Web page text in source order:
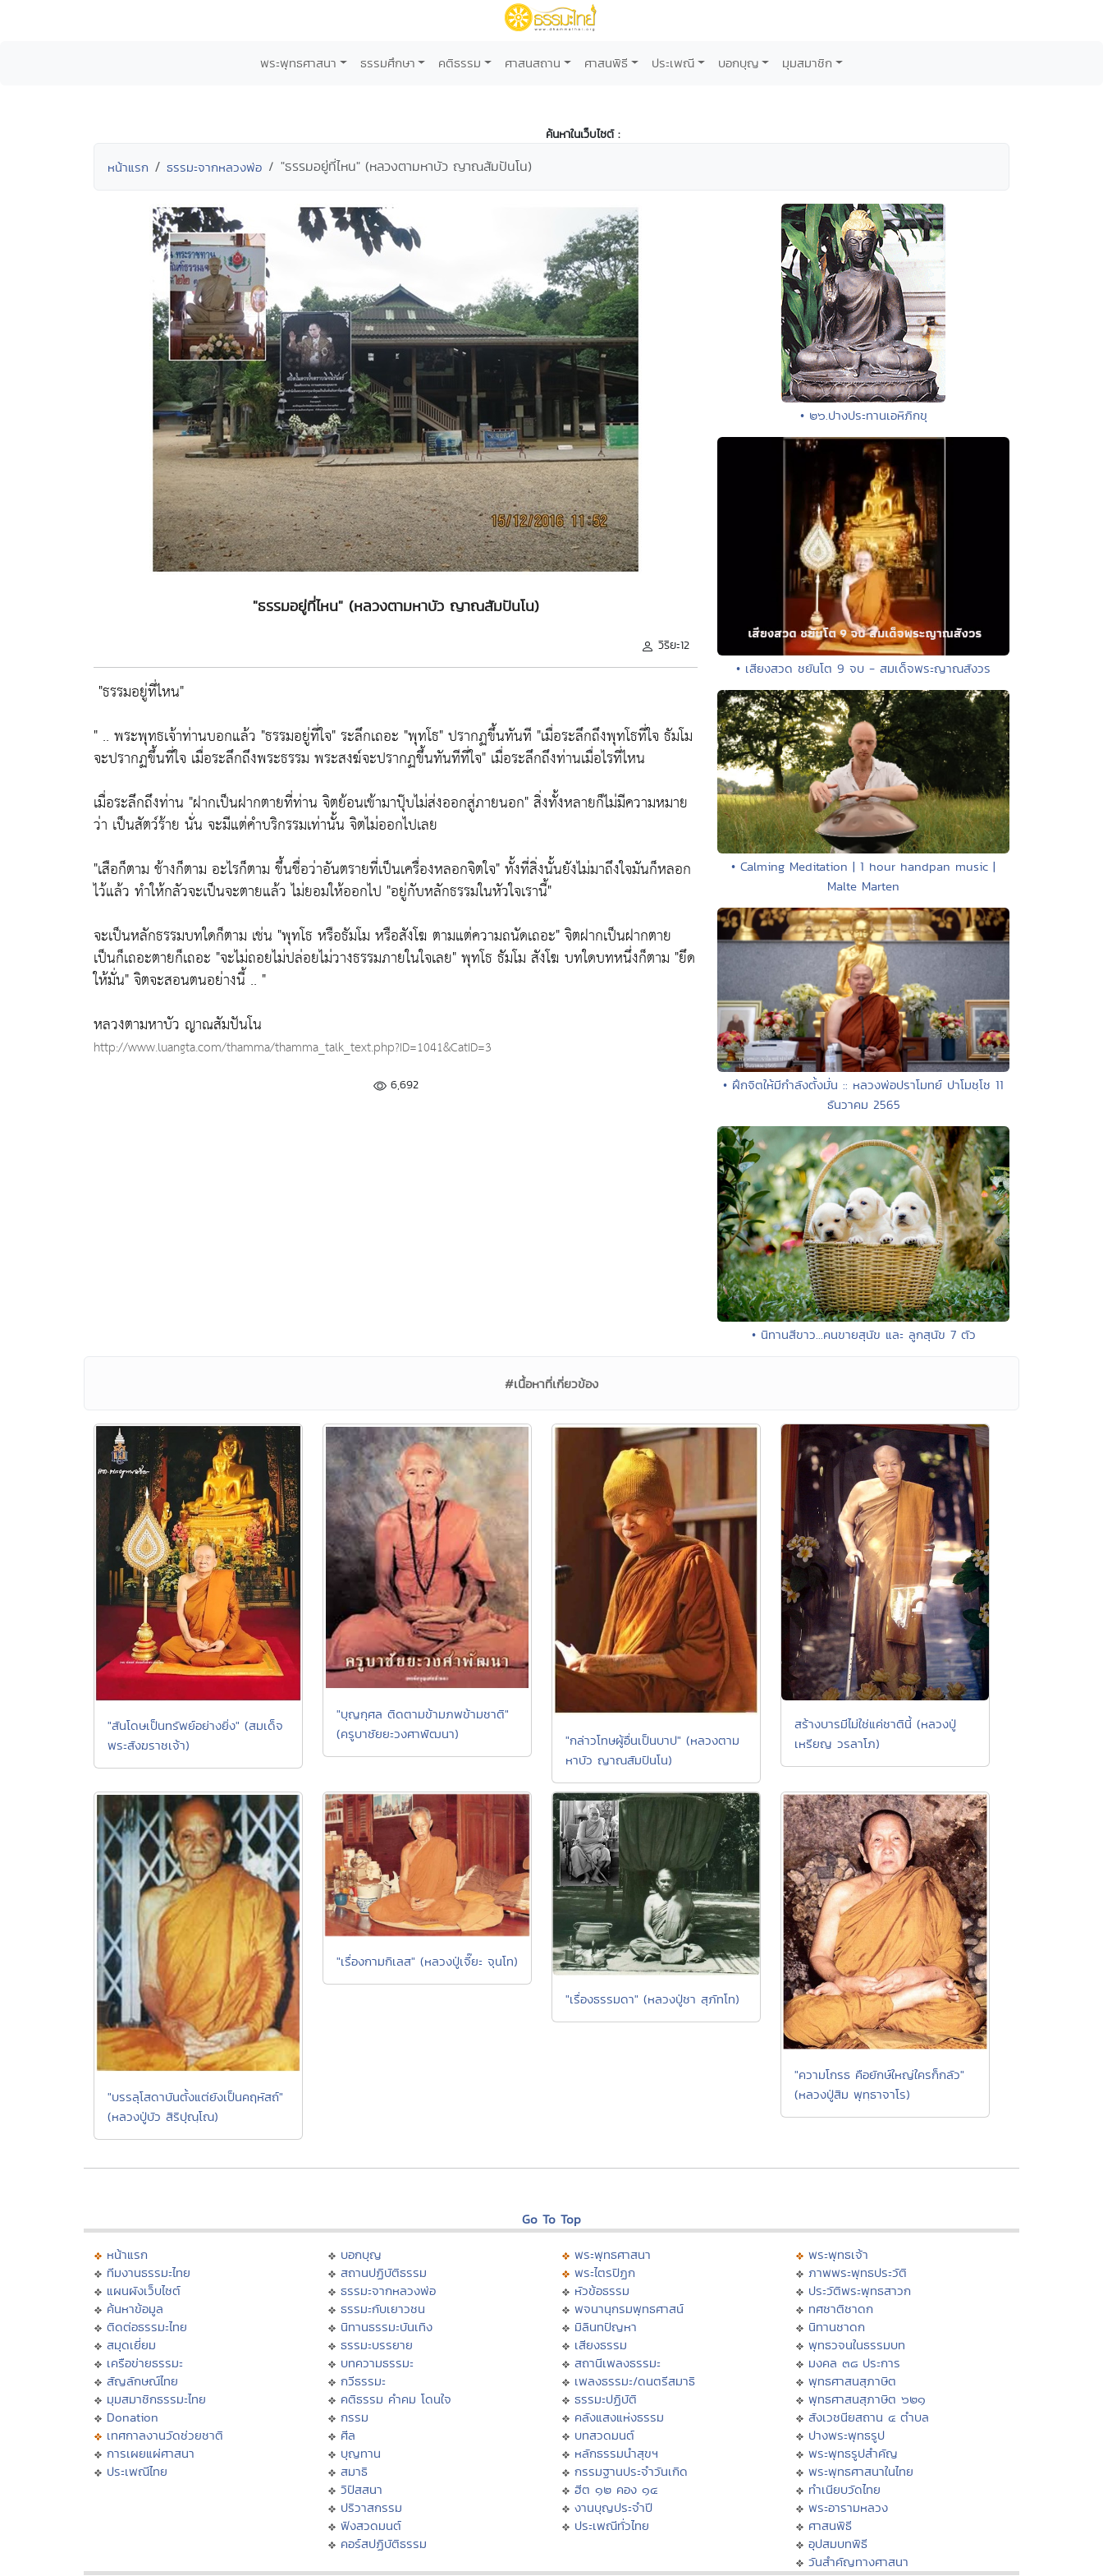
พระพุทธศาสนา ธรรมศึกษา คติธรรม ศาสนสถาน ศาสนพิธี ประเพณี บอกบุญ มุมสมาชิก
ค้นหาในเว็บไซต์ :
หน้าแรก ธรรมะจากหลวงพ่อ "ธรรมอยู่ที่ไหน" (หลวงตามหาบัว ญาณสัมปันโน)
"ธรรมอยู่ที่ไหน" (หลวงตามหาบัว ญาณสัมปันโน)
วิริยะ12
"ธรรมอยู่ที่ไหน"
" .. พระพุทธเจ้าท่านบอกแล้ว "ธรรมอยู่ที่ใจ"ระลึกเถอะ "พุทโธ"ปรากฏขึ้นทันที "เมื่อระลึกถึงพุทโธที่ใจ ธัมโม
จะปรากฏขึ้นที่ใจ เมื่อระลึกถึงพระธรรม พระสงฆ์จะปรากฏขึ้นทันทีที่ใจ" เมื่อระลึกถึงท่านเมื่อไรที่ไหน
เมื่อระลึกถึงท่าน "ฝากเป็นฝากตายที่ท่าน จิตย้อนเข้ามาปุ๊บไม่ส่งออกสู่ภายนอก"สิ่งทั้งหลายก็ไม่มีความหมาย
ว่า เป็นสัตว์ร้าย นั่น จะมีแต่คำบริกรรมเท่านั้น จิตไม่ออกไปเลย
"เสือก็ตาม ช้างก็ตาม อะไรก็ตาม ขึ้นชื่อว่าอันตรายที่เป็นเครื่องหลอกจิตใจ"ทั้งที่สิ่งนั้นยังไม่มาถึงใจมันก็หลอก
ไว้แล้ว ทำให้กลัวจะเป็นจะตายแล้ว ไม่ยอมให้ออกไป "อยู่กับหลักธรรมในหัวใจเรานี้"
จะเป็นหลักธรรมบทใดก็ตาม เช่น "พุทโธ หรือธัมโม หรือสังโฆ ตามแต่ความถนัดเถอะ"จิตฝากเป็นฝากตาย
เป็นก็เถอะตายก็เถอะ "จะไม่ถอยไม่ปล่อยไม่วางธรรมภายในใจเลย"พุทโธ ธัมโม สังโฆ บทใดบทหนึ่งก็ตาม "ยึด
ให้มั่น"จิตจะสอนตนอย่างนี้ .. "
หลวงตามหาบัว ญาณสัมปันโน
http://www.luangta.com/thamma/thamma_talk_text.php?ID=1041&CatID=3
6,692
• ๒๖.ปางประทานเอหิภิกขุ
• เสียงสวด ชยันโต 9 จบ - สมเด็จพระญาณสังวร
• Calming Meditation | 1 hour handpan music |
Malte Marten
• ฝึกจิตให้มีกำลังตั้งมั่น :: หลวงพ่อปราโมทย์ ปาโมชฺโช 11
ธันวาคม 2565
• นิทานสีขาว...คนขายสุนัข และ ลูกสุนัข 7 ตัว
#เนื้อหาที่เกี่ยวข้อง
"สันโดษเป็นทรัพย์อย่างยิ่ง" (สมเด็จ
พระสังฆราชเจ้า)
"บุญกุศล ติดตามข้ามภพข้ามชาติ"
(ครูบาชัยยะวงศาพัฒนา)
"กล่าวโทษผู้อื่นเป็นบาป" (หลวงตาม
หาบัว ญาณสัมปันโน)
สร้างบารมีไม่ใช่แค่ชาตินี้ (หลวงปู่
เหรียญ วรลาโภ)
"บรรลุโสดาบันตั้งแต่ยังเป็นคฤหัสถ์"
(หลวงปู่บัว สิริปุณฺโณ)
"เรื่องกามกิเลส" (หลวงปู่เจี๊ยะ จุนโท)
"เรื่องธรรมดา" (หลวงปู่ชา สุภัทโท)
"ความโกรธ คือยักษ์ใหญ่ใครก็กลัว"
(หลวงปู่สิม พุทฺธาจาโร)
Go To Top
หน้าแรก
ทีมงานธรรมะไทย
แผนผังเว็บไซต์
ค้นหาข้อมูล
ติดต่อธรรมะไทย
สมุดเยี่ยม
เครือข่ายธรรมะ
สัญลักษณ์ไทย
มุมสมาชิกธรรมะไทย
Donation
เทศกาลงานวัดช่วยชาติ
การเผยแผ่ศาสนา
ประเพณีไทย
บอกบุญ
สถานปฏิบัติธรรม
ธรรมะจากหลวงพ่อ
ธรรมะกับเยาวชน
นิทานธรรมะบันเทิง
ธรรมะบรรยาย
บทความธรรมะ
กวีธรรมะ
คติธรรม คำคม โดนใจ
กรรม
ศีล
บุญทาน
สมาธิ
วิปัสสนา
ปริวาสกรรม
ฟังสวดมนต์
คอร์สปฏิบัติธรรม
พระพุทธศาสนา
พระไตรปิฏก
หัวข้อธรรม
พจนานุกรมพุทธศาสน์
มิลินทปัญหา
เสียงธรรม
สถานีเพลงธรรมะ
เพลงธรรมะ/ดนตรีสมาธิ
ธรรมะปฏิบัติ
คลังแสงแห่งธรรม
บทสวดมนต์
หลักธรรมนำสุขฯ
กรรมฐานประจำวันเกิด
ฮีต ๑๒ คอง ๑๔
งานบุญประจำปี
ประเพณีทั่วไทย
พระพุทธเจ้า
ภาพพระพุทธประวัติ
ประวัติพระพุทธสาวก
ทศชาติชาดก
นิทานชาดก
พุทธวจนในธรรมบท
มงคล ๓๘ ประการ
พุทธศาสนสุภาษิต
พุทธศาสนสุภาษิต ๖๒๑
สังเวชนียสถาน ๔ ตำบล
ปางพระพุทธรูป
พระพุทธรูปสำคัญ
พระพุทธศาสนาในไทย
ทำเนียบวัดไทย
พระอารามหลวง
ศาสนพิธี
อุปสมบทพิธี
วันสำคัญทางศาสนา